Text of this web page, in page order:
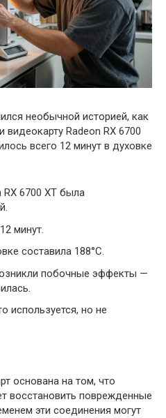
необычной историей, как
Radeon RX 6700
всего 12 минут в духовке
RX 6700 XT была
минут.
составила 188°C.
побочные эффекты —
используется, но не
основана на том, что
восстановить поврежденные
эти соединения могут